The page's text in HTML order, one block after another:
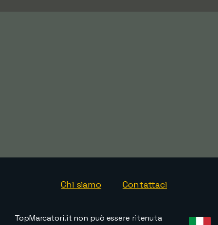
Chi siamo Contattaci
TopMarcatori.it non può essere ritenuta